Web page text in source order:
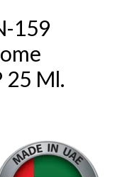
159
25 Ml.